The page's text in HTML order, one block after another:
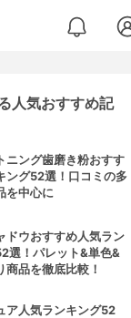
人気おすすめ記
ニング歯磨き粉おすす
ング52選！口コミの多
を中心に
ドウおすすめ人気ラン
選！パレット&単色&
商品を徹底比較！
ア人気ランキング52